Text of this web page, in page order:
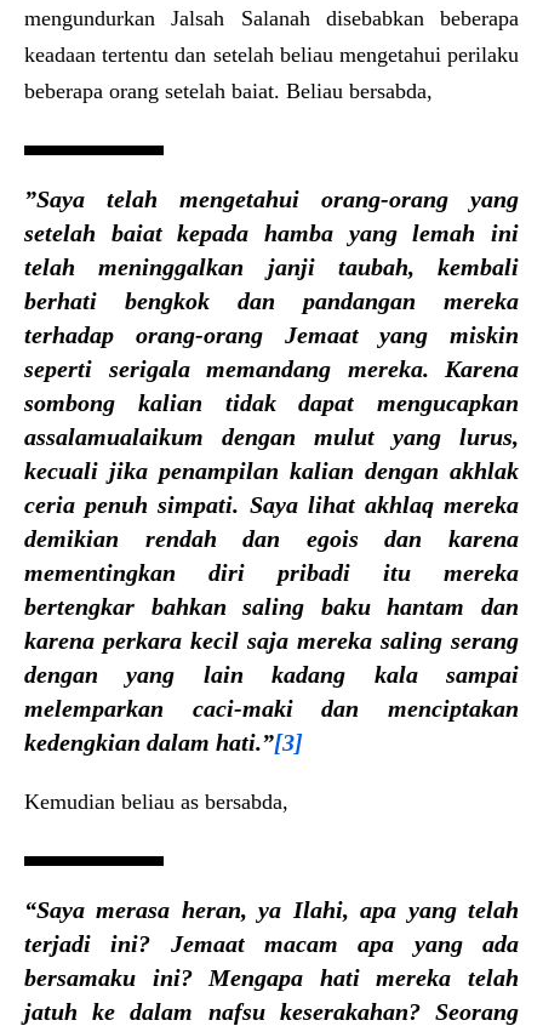
mengundurkan Jalsah Salanah disebabkan beberapa
keadaan tertentu dan setelah beliau mengetahui perilaku
beberapa orang setelah baiat. Beliau bersabda,
”Saya telah mengetahui orang-orang yang
setelah baiat kepada hamba yang lemah ini
telah meninggalkan janji taubah, kembali
berhati bengkok dan pandangan mereka
terhadap orang-orang Jemaat yang miskin
seperti serigala memandang mereka. Karena
sombong kalian tidak dapat mengucapkan
assalamualaikum dengan mulut yang lurus,
kecuali jika penampilan kalian dengan akhlak
ceria penuh simpati. Saya lihat akhlaq mereka
demikian rendah dan egois dan karena
mementingkan diri pribadi itu mereka
bertengkar bahkan saling baku hantam dan
karena perkara kecil saja mereka saling serang
dengan yang lain kadang kala sampai
melemparkan caci-maki dan menciptakan
kedengkian dalam hati.”[3]
Kemudian beliau as bersabda,
“Saya merasa heran, ya Ilahi, apa yang telah
terjadi ini? Jemaat macam apa yang ada
bersamaku ini? Mengapa hati mereka telah
jatuh ke dalam nafsu keserakahan? Seorang